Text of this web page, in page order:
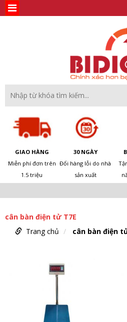
GIAO HÀNG
Miễn phí đơn trên
1.5 triệu
30 NGÀY
Đổi hàng lỗi do nhà
sản xuất
cân bàn điện tử T7E
Trang chủ
cân bàn điện